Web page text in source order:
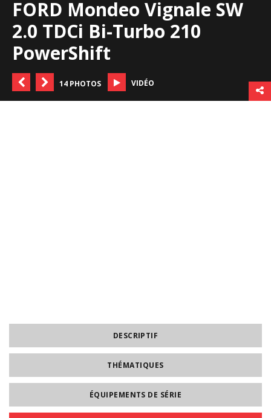
FORD Mondeo Vignale SW
2.0 TDCi Bi-Turbo 210
PowerShift
14 PHOTOS VIDÉO
DESCRIPTIF
THÉMATIQUES
ÉQUIPEMENTS DE SÉRIE